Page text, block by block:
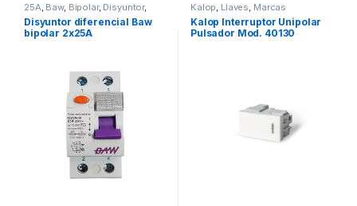
25A, Baw, Bipolar, Disyuntor,
Marcas , Materiales Eléctricos
Disyuntor diferencial Baw
bipolar 2x25A
Kalop, Llaves, Marcas
Kalop Interruptor Unipolar
Pulsador Mod. 40130